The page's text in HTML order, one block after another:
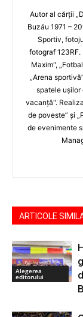
Autor al cărţii
Buzău 1971 –
Sportiv,
fotograf
Maxim",
„Arena
spatele uşilor
vacanţă".
de poveste” şi
de evenimente
ARTICOLE
Alegerea
editorului